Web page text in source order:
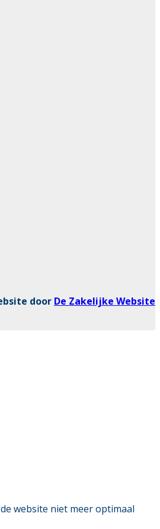
door De Zakelijke Website
website niet meer optimaal